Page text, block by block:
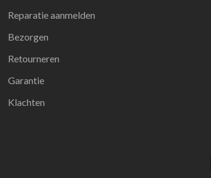
Reparatie aanmelden
Bezorgen
Retourneren
Garantie
Klachten